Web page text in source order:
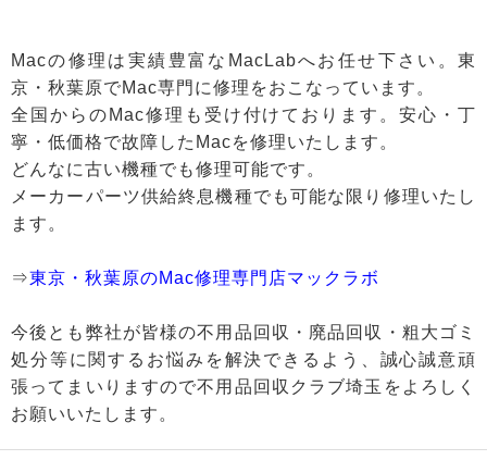
Macの修理は実績豊富なMacLabへお任せ下さい。東
京・秋葉原でMac専門に修理をおこなっています。
全国からのMac修理も受け付けております。安心・丁
寧・低価格で故障したMacを修理いたします。
どんなに古い機種でも修理可能です。
メーカーパーツ供給終息機種でも可能な限り修理いたし
ます。
⇒東京・秋葉原のMac修理専門店マックラボ
今後とも弊社が皆様の不用品回収・廃品回収・粗大ゴミ
処分等に関するお悩みを解決できるよう、誠心誠意頑
張ってまいりますので不用品回収クラブ埼玉をよろしく
お願いいたします。